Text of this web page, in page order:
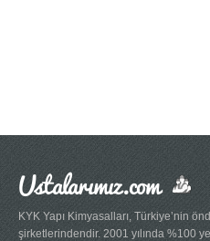
Ustalarımız.com
KYK Yapı Kimyasalları, Türkiye’nin
şirketlerindendir. 2001 yılında %100